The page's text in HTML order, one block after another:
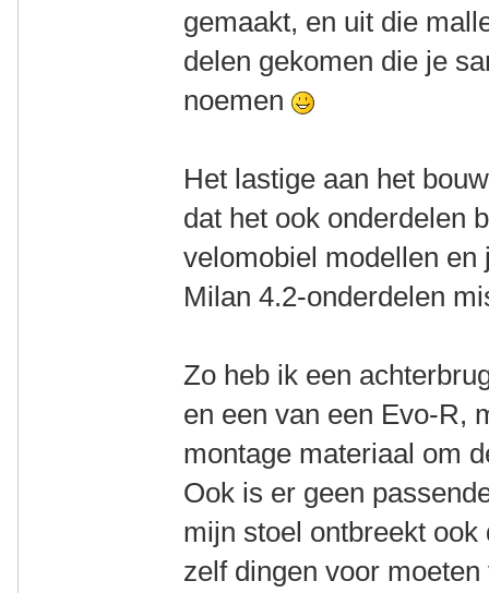
gemaakt, en uit die
delen gekomen die je
noemen
Het lastige aan het
dat het ook onderdelen
velomobiel modellen
Milan 4.2-onderdelen
Zo heb ik een
en een van een Evo-R,
montage materiaal om
Ook is er geen
mijn stoel ontbreekt
zelf dingen voor